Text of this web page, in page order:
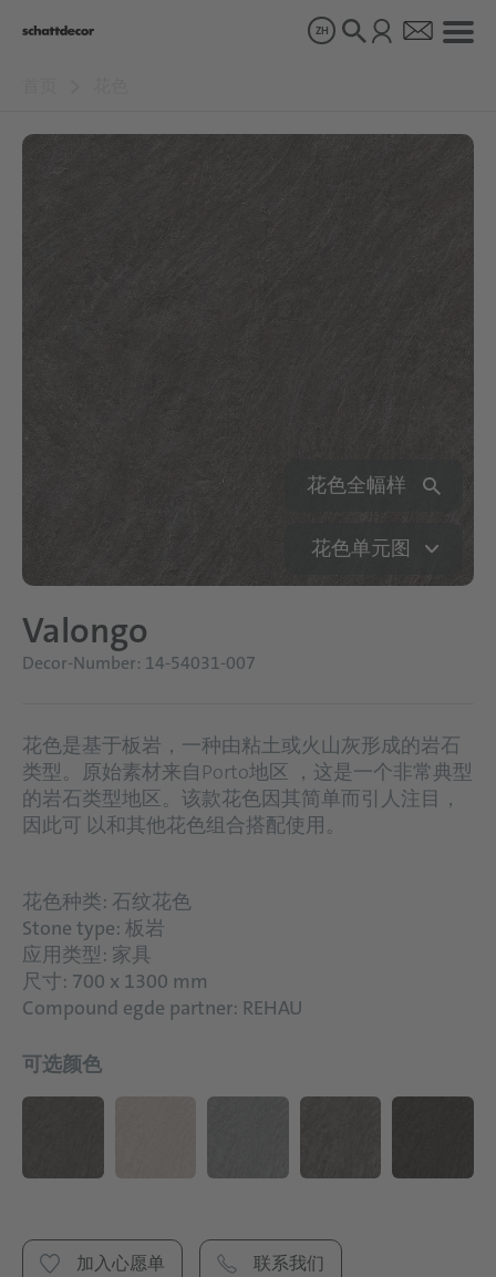
职业生涯
ZH
花色全幅样
花色单元图
Valongo
Decor-Number: 14-54031-007
花色是基于板岩，一种由粘土或火山灰形成的岩石
类型。原始素材来自Porto地区 ，这是一个非常典型
的岩石类型地区。该款花色因其简单而引人注目，
因此可 以和其他花色组合搭配使用。
花色种类: 石纹花色
Stone type: 板岩
应用类型: 家具
尺寸: 700 x 1300 mm
Compound egde partner: REHAU
可选颜色
加入心愿单 联系我们